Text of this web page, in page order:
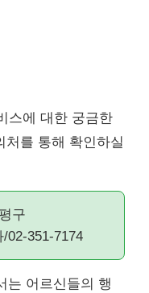
스에 대한 궁금한
처를 통해 확인하실
구
02-351-7174
는 어르신들의 행